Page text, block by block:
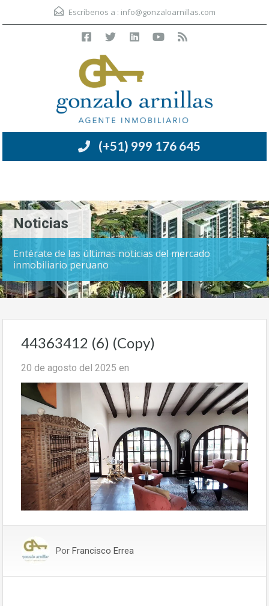
Escríbenos a : info@gonzaloarnillas.com
(+51) 999 176 645
Noticias
Entérate de las últimas noticias del mercado
inmobiliario peruano
44363412 (6) (Copy)
20 de agosto del 2025 en
Por Francisco Errea